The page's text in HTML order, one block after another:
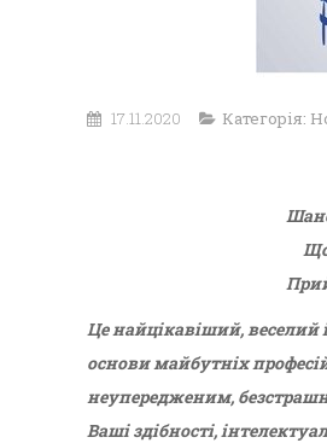
17.11.2020 Категорія:
Це найцікавіший,
основи майбутніх
неупередженим,
Ваші здібності,